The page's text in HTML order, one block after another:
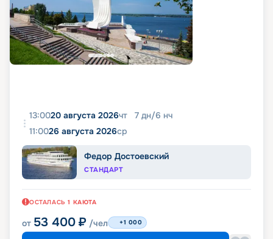
13:0020 августа 2026чт 7 дн/6 нч
11:0026 августа 2026ср
Федор Достоевский
СТАНДАРТ
ОСТАЛАСЬ 1 КАЮТА
от 53 400 ₽ /чел +1 000